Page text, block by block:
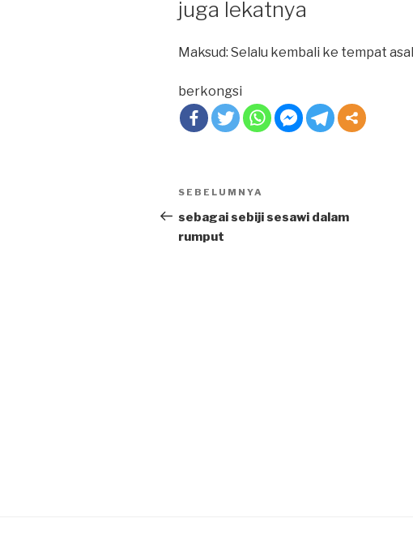
juga lekatnya
Maksud: Selalu kembali ke tempat
berkongsi
Post
navigation
Previous
Post
SEBELUMNYA
sebagai sebiji sesawi dalam
rumput